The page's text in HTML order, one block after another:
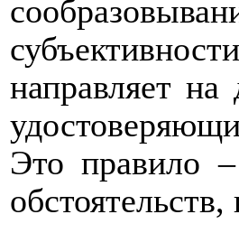
направляет
Это правило